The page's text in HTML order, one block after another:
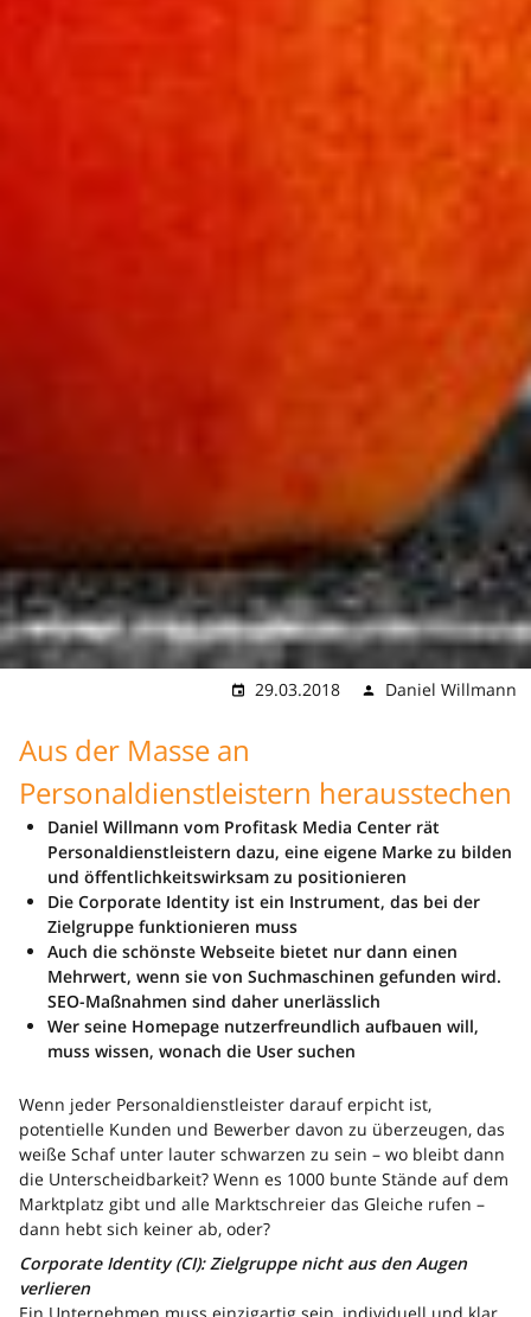
29.03.2018 Daniel Willmann
Aus der Masse an
Personaldienstleistern herausstechen
Daniel Willmann vom Profitask Media Center rät
Personaldienstleistern dazu, eine eigene Marke zu bilden
und öffentlichkeitswirksam zu positionieren
Die Corporate Identity ist ein Instrument, das bei der
Zielgruppe funktionieren muss
Auch die schönste Webseite bietet nur dann einen
Mehrwert, wenn sie von Suchmaschinen gefunden wird.
SEO-Maßnahmen sind daher unerlässlich
Wer seine Homepage nutzerfreundlich aufbauen will,
muss wissen, wonach die User suchen
Wenn jeder Personaldienstleister darauf erpicht ist,
potentielle Kunden und Bewerber davon zu überzeugen, das
weiße Schaf unter lauter schwarzen zu sein – wo bleibt dann
die Unterscheidbarkeit? Wenn es 1000 bunte Stände auf dem
Marktplatz gibt und alle Marktschreier das Gleiche rufen –
dann hebt sich keiner ab, oder?
Corporate Identity (CI): Zielgruppe nicht aus den Augen
verlieren
Ein Unternehmen muss einzigartig sein, individuell und klar